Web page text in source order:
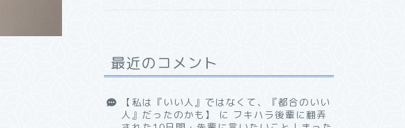
最近のコメント
【私は『いい人』ではなくて、『都合のいい
人』だったのかも】
に フキハラ後輩に翻弄